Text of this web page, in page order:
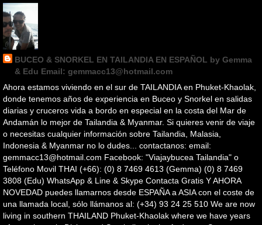
BUCEO & SNORKEL EN TAILANDIA EN ESPAÑOL by Gemma
& Edu Email: gemmacc13@hotmail.com
Ahora estamos viviendo en el sur de TAILANDIA en Phuket-Khaolak,
donde tenemos años de experiencia en Buceo y Snorkel en salidas
diarias y cruceros vida a bordo en especial en la costa del Mar de
Andamán lo mejor de Tailandia & Myanmar. Si quieres venir de viaje
o necesitas cualquier información sobre Tailandia, Malasia,
Indonesia & Myanmar no lo dudes... contactanos: email:
gemmacc13@hotmail.com Facebook: "Viajaybucea Tailandia" o
Teléfono Movil THAI (+66): (0) 8 7469 4613 (Gemma) (0) 8 7469
3808 (Edu) WhatsApp & Line & Skype Contacta Gratis Y AHORA
NOVEDAD puedes llamarnos desde ESPAÑA a ASIA con el coste de
una llamada local, sólo llámanos al: (+34) 93 24 25 510 We are now
living in southern THAILAND Phuket-Khaolak where we have years